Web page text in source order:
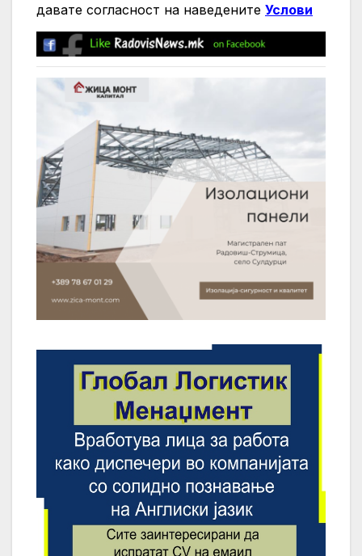
давате согласност на нaведените Услови